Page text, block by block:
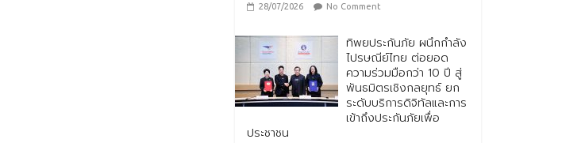
28/07/2026 No Comment
ทิพยประกันภัย ผนึกกำลัง
ไปรษณีย์ไทย ต่อยอด
ความร่วมมือกว่า 10 ปี สู่
พันธมิตรเชิงกลยุทธ์ ยก
ระดับบริการดิจิทัลและการ
เข้าถึงประกันภัยเพื่อ
ประชาชน